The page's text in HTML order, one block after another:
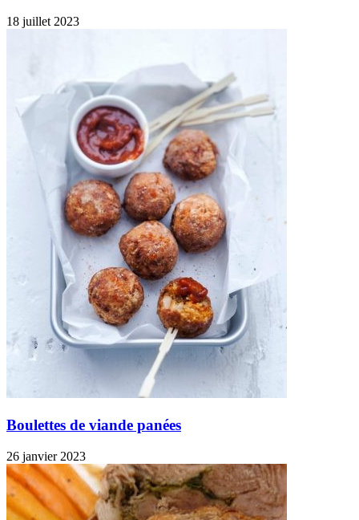
18 juillet 2023
Boulettes de viande panées
26 janvier 2023